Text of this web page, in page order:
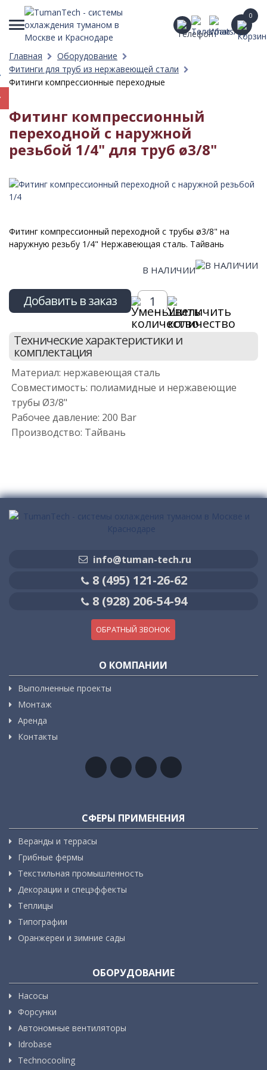
0
Главная
Оборудование
Фитинги для труб из нержавеющей стали
Фитинги компрессионные переходные
Фитинг компрессионный
переходной c наружной
резьбой 1/4" для труб ø3/8"
Фитинг компрессионный переходной с трубы ø3/8" на
наружную резьбу 1/4" Нержавеющая сталь. Тайвань
В НАЛИЧИИ
Добавить в заказ
Технические характеристики и
комплектация
Материал: нержавеющая сталь
Совместимость: полиамидные и нержавеющие
трубы Ø3/8"
Рабочее давление: 200 Bar
Производство: Тайвань
info@tuman-tech.ru
8 (495) 121-26-62
8 (928) 206-54-94
ОБРАТНЫЙ ЗВОНОК
О КОМПАНИИ
Выполненные проекты
Монтаж
Аренда
Контакты
СФЕРЫ ПРИМЕНЕНИЯ
Веранды и террасы
Грибные фермы
Текстильная промышленность
Декорации и спецэффекты
Теплицы
Типографии
Оранжереи и зимние сады
ОБОРУДОВАНИЕ
Насосы
Форсунки
Автономные вентиляторы
Idrobase
Technocooling